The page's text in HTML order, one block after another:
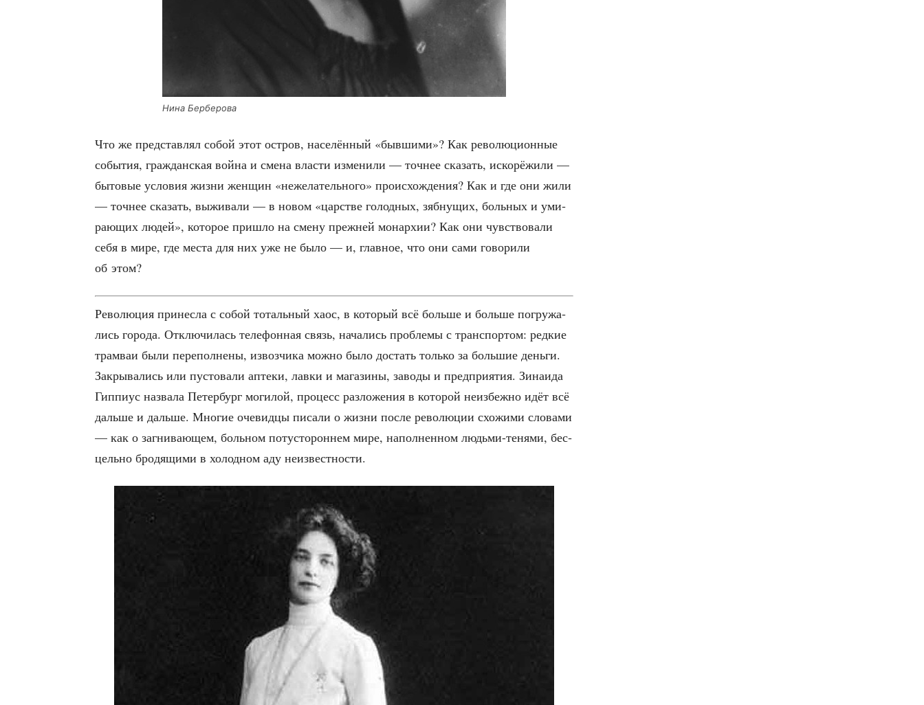
Нина Бер­бе­ро­ва
Что же пред­став­лял собой этот ост­ров, насе­лён­ный «быв­ши­ми»? Как рево­лю­ци­он­ные
собы­тия, граж­дан­ская вой­на и сме­на вла­сти изме­ни­ли — точ­нее ска­зать, иско­рё­жи­ли —
быто­вые усло­вия жиз­ни жен­щин «неже­ла­тель­но­го» про­ис­хож­де­ния? Как и где они жили
— точ­нее ска­зать, выжи­ва­ли — в новом «цар­стве голод­ных, зяб­ну­щих, боль­ных и уми­
ра­ю­щих людей», кото­рое при­шло на сме­ну преж­ней монар­хии? Как они чув­ство­ва­ли
себя в мире, где места для них уже не было — и, глав­ное, что они сами гово­ри­ли
об этом?
Рево­лю­ция при­нес­ла с собой тоталь­ный хаос, в кото­рый всё боль­ше и боль­ше погру­жа­
лись горо­да. Отклю­чи­лась теле­фон­ная связь, нача­лись про­бле­мы с транс­пор­том: ред­кие
трам­ваи были пере­пол­не­ны, извоз­чи­ка мож­но было достать толь­ко за боль­шие день­ги.
Закры­ва­лись или пусто­ва­ли апте­ки, лав­ки и мага­зи­ны, заво­ды и пред­при­я­тия. Зина­и­да
Гип­пи­ус назва­ла Петер­бург моги­лой, про­цесс раз­ло­же­ния в кото­рой неиз­беж­но идёт всё
даль­ше и даль­ше. Мно­гие оче­вид­цы писа­ли о жиз­ни после рево­лю­ции схо­жи­ми сло­ва­ми
— как о загни­ва­ю­щем, боль­ном поту­сто­рон­нем мире, напол­нен­ном людь­ми-теня­ми, бес­
цель­но бро­дя­щи­ми в холод­ном аду неизвестности.